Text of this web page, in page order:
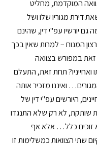
כעבור 3 שנים מהצוואה המוקדמת, מחליט
דירת מגוריו שלו ושל
יורשיו עפ"י דין, שהינם
היה רצון המנוח – למרות שאין בכך
זאת במפורש בצוואה
ואחייניו? תחת זאת, התעלם
ואיננו מזכיר אותה
את העובדה, שכל 20 האחיינים, היורשים עפ"י דין של
שותקת, לא רק שלא התנגדו
זוכים כלל… אלא אף
שתי הצוואות כמשלימות זו